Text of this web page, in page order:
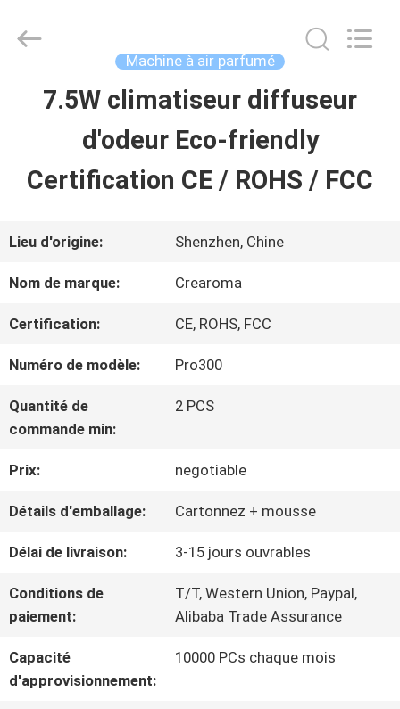
MAISON
PRODUITS
VIDÉOS
AU
VISITE
D'USINE
Meter
Machine à air parfumé
7.5W climatiseur diffuseur
d'odeur Eco-friendly
Certification CE / ROHS / FCC
Lieu d'origine: Shenzhen, Chine
Nom de marque: Crearoma
Certification: CE, ROHS, FCC
Numéro de modèle: Pro300
Quantité de
commande min:
2 PCS
Prix: negotiable
Détails d'emballage: Cartonnez + mousse
Délai de livraison: 3-15 jours ouvrables
Conditions de
paiement:
T/T, Western Union, Paypal,
Alibaba Trade Assurance
Capacité
d'approvisionnement:
10000 PCs chaque mois